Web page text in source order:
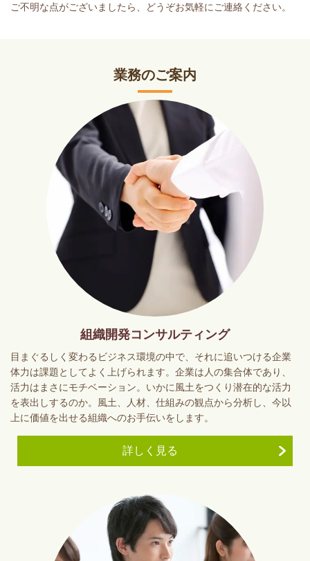
ご不明な点がございましたら、どうぞお気軽にご連絡ください。
業務のご案内
組織開発コンサルティング
目まぐるしく変わるビジネス環境の中で、それに追いつける企業
体力は課題としてよく上げられます。企業は人の集合体であり、
活力はまさにモチベーション。いかに風土をつくり潜在的な活力
を表出しするのか。風土、人材、仕組みの観点から分析し、今以
上に価値を出せる組織へのお手伝いをします。
詳しく見る